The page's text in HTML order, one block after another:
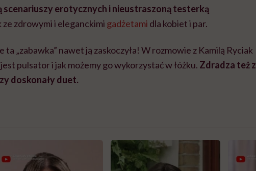
scenariuszy erotycznych i nieustraszoną testerką
zdrowymi i eleganckimi gadżetami dla kobiet i par.
ta „zabawka” nawet ją zaskoczyła! W rozmowie z Kamilą Ryciak
pulsator i jak możemy go wykorzystać w łóżku. Zdradza też z
doskonały duet.